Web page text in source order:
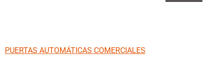
PUERTAS AUTOMÁTICAS COMERCIALES